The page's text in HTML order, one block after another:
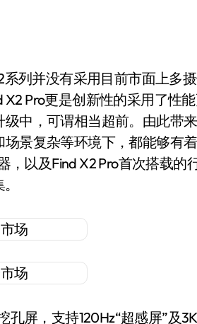
列并没有采用目前市面上多
Pro更是创新性的采用了性
中，可谓相当超前。由此带
景复杂等环境下，都能够有
以及Find X2 Pro首次搭载的
屏，支持120Hz“超感屏”及3K